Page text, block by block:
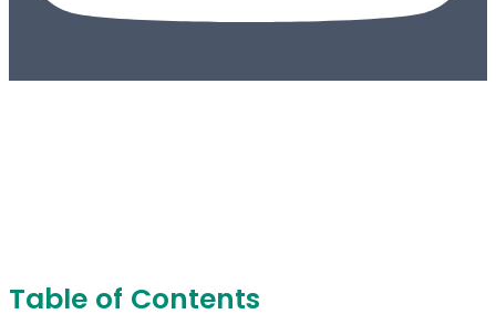
Table of Contents